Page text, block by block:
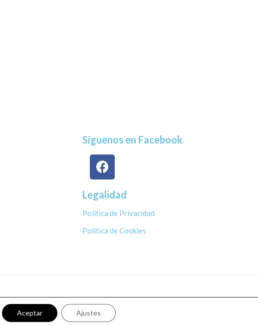
Síguenos en Facebook
Legalidad
Política de Privacidad
Política de Cookies
Aceptar Ajustes